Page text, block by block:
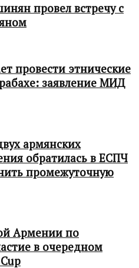
провел встречу с
провести этнические
заявление МИД
армянских
обратилась в ЕСПЧ
промежуточную
Армении по
в очередном